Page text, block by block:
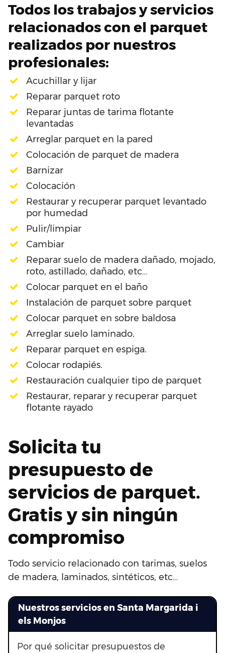
Todos los trabajos y servicios
relacionados con el parquet
realizados por nuestros
profesionales:
Acuchillar y lijar
Reparar parquet roto
Reparar juntas de tarima flotante
levantadas
Arreglar parquet en la pared
Colocación de parquet de madera
Barnizar
Colocación
Restaurar y recuperar parquet levantado
por humedad
Pulir/limpiar
Cambiar
Reparar suelo de madera dañado, mojado,
roto, astillado, dañado, etc…
Colocar parquet en el baño
Instalación de parquet sobre parquet
Colocar parquet en sobre baldosa
Arreglar suelo laminado.
Reparar parquet en espiga.
Colocar rodapiés.
Restauración cualquier tipo de parquet
Restaurar, reparar y recuperar parquet
flotante rayado
Solicita tu
presupuesto de
servicios de parquet.
Gratis y sin ningún
compromiso
Todo servicio relacionado con tarimas, suelos
de madera, laminados, sintéticos, etc…
Nuestros servicios en Santa Margarida i
els Monjos
Por qué solicitar presupuestos de